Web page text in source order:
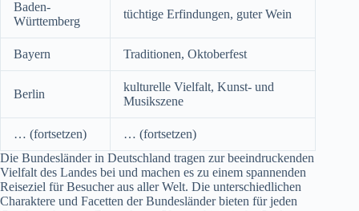
Baden-
Württemberg
tüchtige Erfindungen, guter Wein
Bayern Traditionen, Oktoberfest
Berlin
kulturelle Vielfalt, Kunst- und
Musikszene
… (fortsetzen)
… (fortsetzen)
Die Bundesländer in Deutschland tragen zur beeindruckenden
Vielfalt des Landes bei und machen es zu einem spannenden
Reiseziel für Besucher aus aller Welt. Die unterschiedlichen
Charaktere und Facetten der Bundesländer bieten für jeden